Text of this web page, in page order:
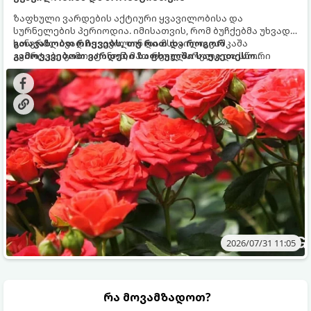
ზაფხული ვარდების აქტიური ყვავილობისა და
სურნელების პერიოდია. იმისათვის, რომ ბუჩქებმა უხვად,
ხანგრძლივად იყვავილონ და მსხვილი, კაშკაშა
კვირტები გამოიტანონ, მათ რეგულარული და სწორი
გამოკვება სჭირდებათ. ზაფხულის პერიოდში მცენარის
მოთხოვნილებები იცვლება, ამიტომ მნიშვნელოვანია
ვიცოდეთ, რომელი სასუქები გამოიყენება ამ დროს.
გთავაზობთ რჩევებს, თუ რით და როგორ
გამოვკვებოთ ვარდები ზაფხულში საუკეთესო
შედეგის მისაღწევად:
2026/07/31 11:05
რა მოვამზადოთ?